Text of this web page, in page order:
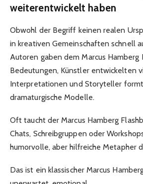
weiterentwickelt haben
Obwohl der Begriff keinen realen
in kreativen Gemeinschaften schnell
Autoren gaben dem Marcus Hamberg
Bedeutungen, Künstler entwickelten
Interpretationen und Storyteller
dramaturgische Modelle.
Oft taucht der Marcus Hamberg
Chats, Schreibgruppen oder
humorvolle, aber hilfreiche Metapher
Das ist ein klassischer Marcus